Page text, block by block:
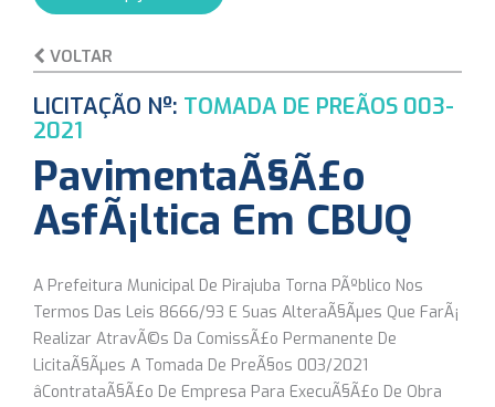
VOLTAR
LICITAÇÃO Nº: TOMADA DE PREÃOS 003-
2021
PavimentaÃ§Ã£o
AsfÃ¡ltica Em CBUQ
A Prefeitura Municipal De Pirajuba Torna PÃºblico Nos
Termos Das Leis 8666/93 E Suas AlteraÃ§Ãµes Que FarÃ¡
Realizar AtravÃ©s Da ComissÃ£o Permanente De
LicitaÃ§Ãµes A Tomada De PreÃ§os 003/2021
âContrataÃ§Ã£o De Empresa Para ExecuÃ§Ã£o De Obra